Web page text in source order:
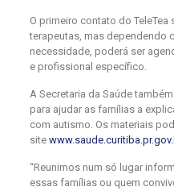
O primeiro contato do
terapeutas, mas dependendo
necessidade, poderá ser
e profissional específico.
A Secretaria da Saúde
para ajudar as famílias a
com autismo. Os materiais
site
“Reunimos num só lugar
essas famílias ou quem